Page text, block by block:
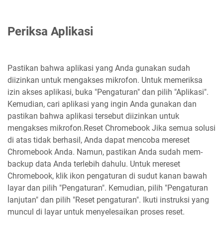
Periksa Aplikasi
Pastikan bahwa aplikasi yang Anda gunakan sudah
diizinkan untuk mengakses mikrofon. Untuk memeriksa
izin akses aplikasi, buka "Pengaturan" dan pilih "Aplikasi".
Kemudian, cari aplikasi yang ingin Anda gunakan dan
pastikan bahwa aplikasi tersebut diizinkan untuk
mengakses mikrofon.Reset Chromebook Jika semua solusi
di atas tidak berhasil, Anda dapat mencoba mereset
Chromebook Anda. Namun, pastikan Anda sudah mem-
backup data Anda terlebih dahulu. Untuk mereset
Chromebook, klik ikon pengaturan di sudut kanan bawah
layar dan pilih "Pengaturan". Kemudian, pilih "Pengaturan
lanjutan" dan pilih "Reset pengaturan". Ikuti instruksi yang
muncul di layar untuk menyelesaikan proses reset.